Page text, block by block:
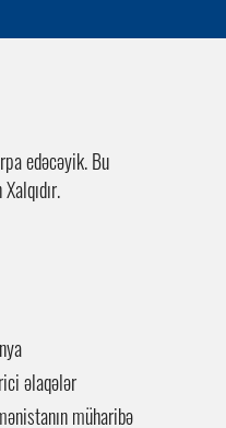
edəcəyik. Bu
əlaqələr
müharibə